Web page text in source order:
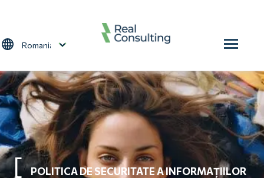
Select your language
POLITICA DE SECURITATE A INFORMAȚIILOR